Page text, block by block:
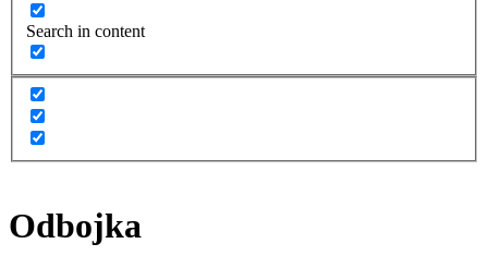
Search in content
Odbojka